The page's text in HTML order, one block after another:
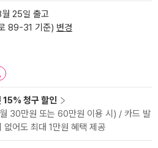
25일 출고
89-31 기준) 변경
15% 청구 할인
30만원 또는 60만원 이용 시) / 카드 발
어도 최대 1만원 혜택 제공